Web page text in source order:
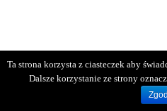
Ta strona korzysta z ciasteczek aby
Dalsze korzystanie ze strony